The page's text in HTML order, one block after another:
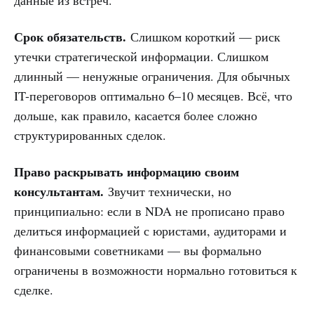
Срок обязательств. Слишком короткий — риск
утечки стратегической информации. Слишком
длинный — ненужные ограничения. Для обычных
IT-переговоров оптимально 6–10 месяцев. Всё, что
дольше, как правило, касается более сложно
структурированных сделок.
Право раскрывать информацию своим
консультантам. Звучит технически, но
принципиально: если в NDA не прописано право
делиться информацией с юристами, аудиторами и
финансовыми советниками — вы формально
ограничены в возможности нормально готовиться к
сделке.